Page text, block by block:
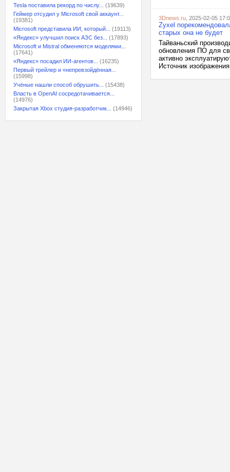
Tesla поставила рекорд по числу...
(19639)
Геймер отсудил у Microsoft свой аккаунт...
(19381)
Microsoft представила ИИ, который...
(19113)
«Яндекс» улучшил поиск АЗС без...
(17893)
Microsoft и Mistral обменяются моделями...
(17641)
«Яндекс» посадил ИИ-агентов...
(16235)
Первый трейлер и «непревзойдённая...
(15998)
Учёные нашли способ обрушить...
(15438)
Власть в OpenAI сосредотачивается...
(14976)
Закрытая Xbox студия-разработчик...
(14946)
3Dnews.ru , 2025-02-05
Zyxel
старых она не будет
Тайваньский
обновления ПО для
активно
Источник